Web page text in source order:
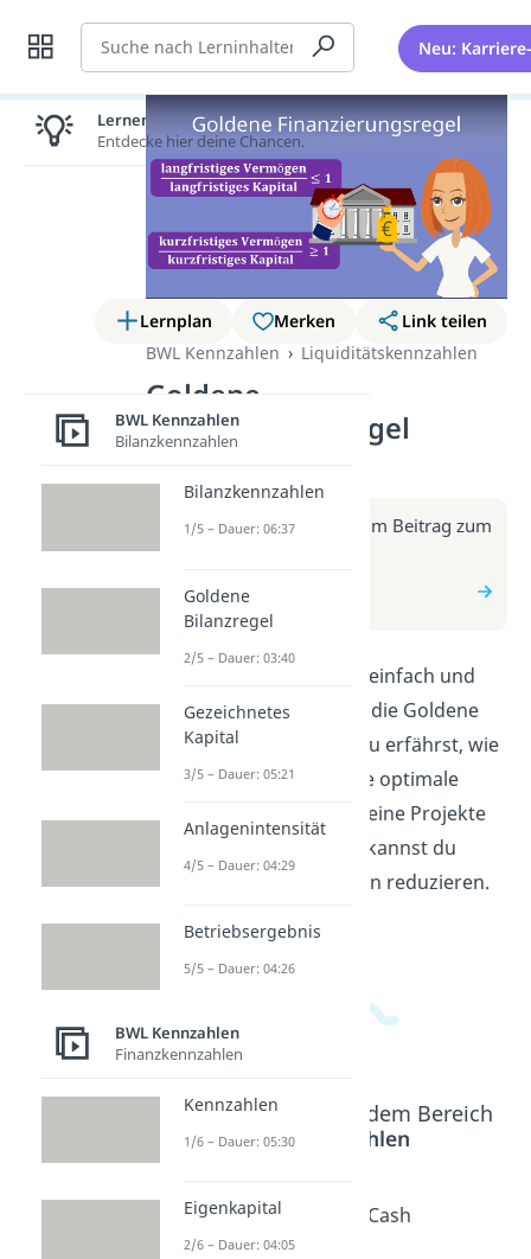
Suche Neu:
Lernplan Merken
Link teilen
BWL Kennzahlen
Liquiditätskennzahlen
Goldene
Finanzierungsregel
Weitere Infos erhältst du im Beitrag zum
Video
Finanzierungsregel
In diesem Video wird dir einfach und
verständlich erklärt, was die Goldene
Finanzierungsregel ist. Du erfährst, wie
du sie anwendest, um die optimale
Finanzierungshöhe für deine Projekte
zu bestimmen. Dadurch kannst du
besser planen und Risiken reduzieren.
Beliebte Inhalte aus dem Bereich
BWL Kennzahlen
Kapitalbi
ndung
Working
Capital
Free Cash
Lernen lohnt sich!
Entdecke hier deine Chancen.
BWL Kennzahlen
Bilanzkennzahlen
Bilanzkennzahlen
1/5 – Dauer: 06:37
Goldene
Bilanzregel
2/5 – Dauer: 03:40
Gezeichnetes
Kapital
3/5 – Dauer: 05:21
Anlagenintensität
4/5 – Dauer: 04:29
Betriebsergebnis
5/5 – Dauer: 04:26
BWL Kennzahlen
Finanzkennzahlen
Kennzahlen
1/6 – Dauer: 05:30
Eigenkapital
2/6 – Dauer: 04:05